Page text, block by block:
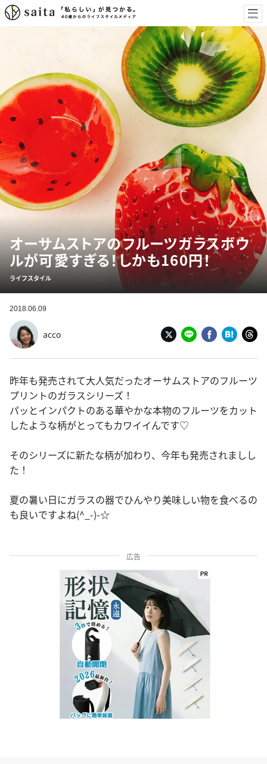
オーサムストアのフルーツガラスボウ
ルが可愛すぎる！しかも160円！
ライフスタイル
2018.06.09
acco
昨年も発売されて大人気だったオーサムストアのフルーツ
プリントのガラスシリーズ！
パッとインパクトのある華やかな本物のフルーツをカット
したような柄がとってもカワイイんです♡
そのシリーズに新たな柄が加わり、今年も発売されましし
た！
夏の暑い日にガラスの器でひんやり美味しい物を食べるの
も良いですよね(^_-)-☆
広告